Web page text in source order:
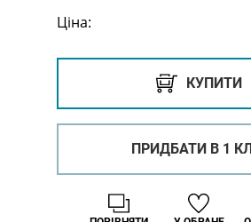
Ціна:
КУПИТИ
ПРИДБАТИ В 1